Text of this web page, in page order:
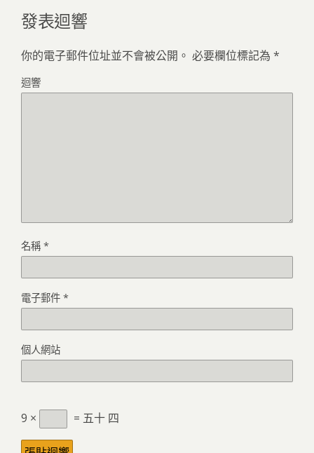
發表迴響
你的電子郵件位址並不會被公開。 必要欄位標記為 *
迴響
名稱 *
電子郵件 *
個人網站
9 × = 五十 四